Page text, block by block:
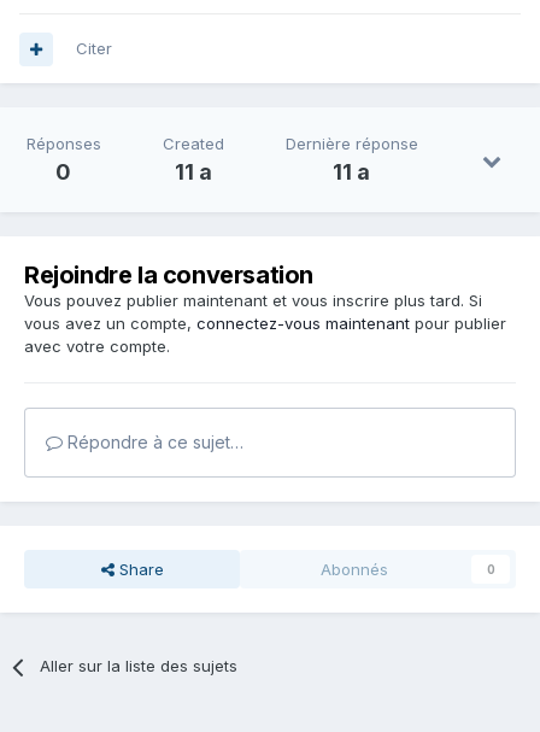
Citer
Réponses
0
Created
11 a
Dernière réponse
11 a
Rejoindre la conversation
Vous pouvez publier maintenant et vous inscrire plus tard. Si
vous avez un compte, connectez-vous maintenant pour publier
avec votre compte.
Répondre à ce sujet…
Share Abonnés 0
Aller sur la liste des sujets